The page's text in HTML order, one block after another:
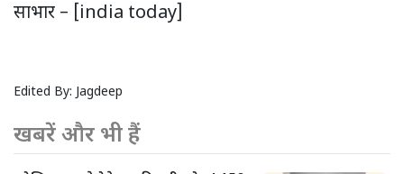
साभार – [india today]
Edited By: Jagdeep
खबरें और भी हैं